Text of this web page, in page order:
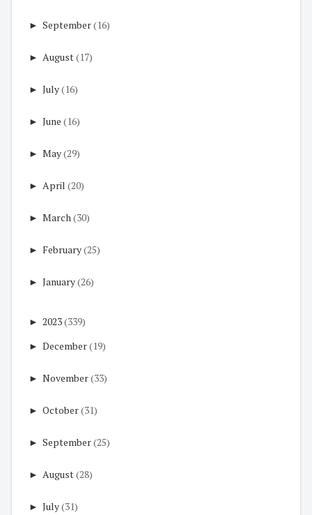
► September(16)
► August(17)
► July(16)
► June (16)
► May(29)
► April (20)
► March(30)
► February(25)
► January(26)
► 2023(339)
► December(19)
► November(33)
► October(31)
► September(25)
► August(28)
► July(31)